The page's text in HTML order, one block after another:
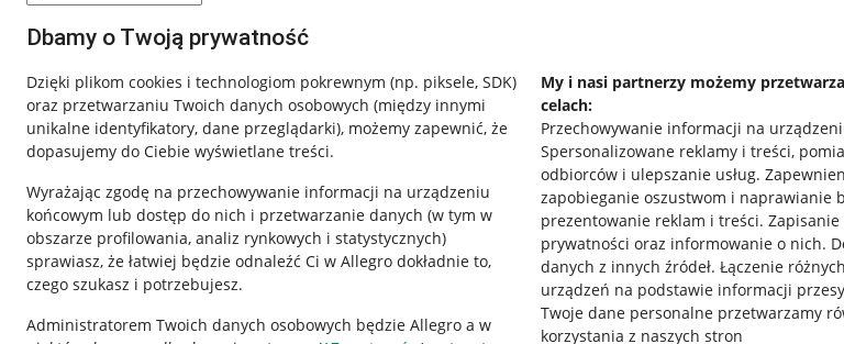
Dbamy o Twoją prywatność
Dzięki plikom cookies i technologiom pokrewnym (np. piksele, SDK)
oraz przetwarzaniu Twoich danych osobowych (między innymi
unikalne identyfikatory, dane przeglądarki), możemy zapewnić, że
dopasujemy do Ciebie wyświetlane treści.
Wyrażając zgodę na przechowywanie informacji na urządzeniu
końcowym lub dostęp do nich i przetwarzanie danych (w tym w
obszarze profilowania, analiz rynkowych i statystycznych)
sprawiasz, że łatwiej będzie odnaleźć Ci w Allegro dokładnie to,
czego szukasz i potrzebujesz.
Administratorem Twoich danych osobowych będzie Allegro a w
My i nasi partnerzy możemy
celach:
Przechowywanie informacji na
Spersonalizowane reklamy i treści,
odbiorców i ulepszanie usług.
zapobieganie oszustwom i naprawianie
prezentowanie reklam i treści. Zapisanie
prywatności oraz informowanie o nich.
danych z innych źródeł. Łączenie
urządzeń na podstawie informacji
Twoje dane personalne przetwarzamy
korzystania z naszych stron
Przydatne informacje Pobierz aplikację